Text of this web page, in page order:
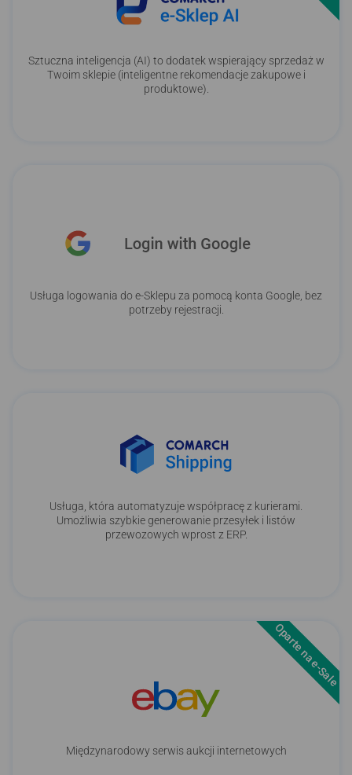
Sztuczna inteligencja (AI) to dodatek wspierający sprzedaż w
Twoim sklepie (inteligentne rekomendacje zakupowe i
produktowe).
Usługa logowania do e-Sklepu za pomocą konta Google, bez
potrzeby rejestracji.
Usługa, która automatyzuje współpracę z kurierami.
Umożliwia szybkie generowanie przesyłek i listów
przewozowych wprost z ERP.
Oparte na e-Sale
Międzynarodowy serwis aukcji internetowych